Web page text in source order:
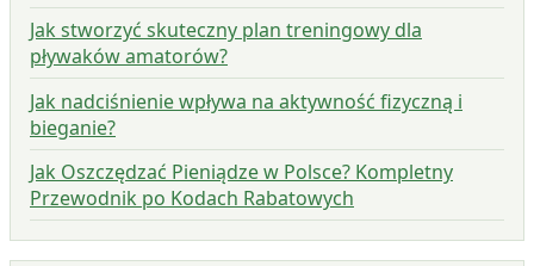
Jak stworzyć skuteczny plan treningowy dla
pływaków amatorów?
Jak nadciśnienie wpływa na aktywność fizyczną i
bieganie?
Jak Oszczędzać Pieniądze w Polsce? Kompletny
Przewodnik po Kodach Rabatowych